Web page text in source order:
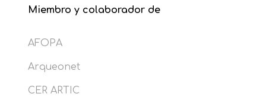
Miembro y colaborador de
AFOPA
Arqueonet
CER ARTIC